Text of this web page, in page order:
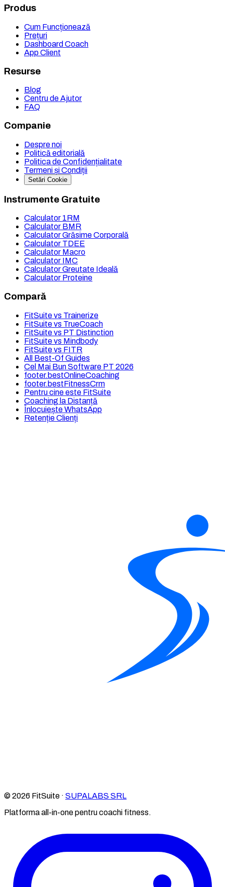
Produs
Cum Funcționează
Prețuri
Dashboard Coach
App Client
Resurse
Blog
Centru de Ajutor
FAQ
Companie
Despre noi
Politică editorială
Politica de Confidențialitate
Termeni și Condiții
Setări Cookie
Instrumente Gratuite
Calculator 1RM
Calculator BMR
Calculator Grăsime Corporală
Calculator TDEE
Calculator Macro
Calculator IMC
Calculator Greutate Ideală
Calculator Proteine
Compară
FitSuite vs Trainerize
FitSuite vs TrueCoach
FitSuite vs PT Distinction
FitSuite vs Mindbody
FitSuite vs FITR
All Best-Of Guides
Cel Mai Bun Software PT 2026
footer.bestOnlineCoaching
footer.bestFitnessCrm
Pentru cine este FitSuite
Coaching la Distanță
Înlocuiește WhatsApp
Retenție Clienți
© 2026 FitSuite · SUPALABS SRL
Platforma all-in-one pentru coachi fitness.